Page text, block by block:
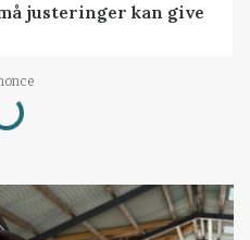
justeringer kan give